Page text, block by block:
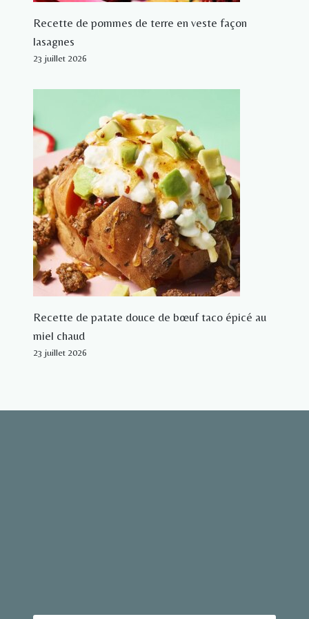
Recette de pommes de terre en veste façon
lasagnes
23 juillet 2026
Recette de patate douce de bœuf taco épicé au
miel chaud
23 juillet 2026